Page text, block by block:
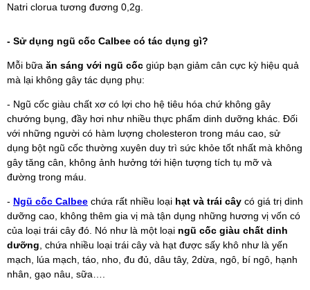
Natri clorua tương đương 0,2g.
- Sử dụng ngũ cốc Calbee có tác dụng gì?
Mỗi bữa ăn sáng với ngũ cốc giúp bạn giảm cân cực kỳ hiệu quả
mà lại không gây tác dụng phụ:
- Ngũ cốc giàu chất xơ có lợi cho hệ tiêu hóa chứ không gây
chướng bụng, đầy hơi như nhiều thực phẩm dinh dưỡng khác. Đối
với những người có hàm lượng cholesteron trong máu cao, sử
dụng bột ngũ cốc thường xuyên duy trì sức khỏe tốt nhất mà không
gây tăng cân, không ảnh hưởng tới hiện tượng tích tụ mỡ và
đường trong máu.
- Ngũ cốc Calbee chứa rất nhiều loại hạt và trái cây có giá trị dinh
dưỡng cao, không thêm gia vị mà tận dụng những hương vị vốn có
của loại trái cây đó. Nó như là một loại ngũ cốc giàu chất dinh
dưỡng , chứa nhiều loại trái cây và hạt được sấy khô như là yến
mạch, lúa mạch, táo, nho, đu đủ, dâu tây, 2dừa, ngô, bí ngô, hạnh
nhân, gạo nâu, sữa….